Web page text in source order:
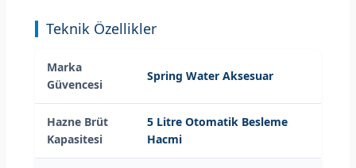
Teknik Özellikler
Marka
Güvencesi
Spring Water Aksesuar
Hazne Brüt
Kapasitesi
5 Litre Otomatik Besleme
Hacmi